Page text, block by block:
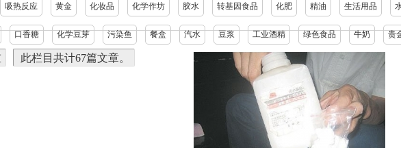
吸热反应 黄金 化妆品 化学作坊 胶水 转基因食品 化肥 精油 生活用品
口香糖 化学豆芽 污染鱼 餐盒 汽水 豆浆 工业酒精 绿色食品 牛奶 贵
此栏目共计67篇文章。